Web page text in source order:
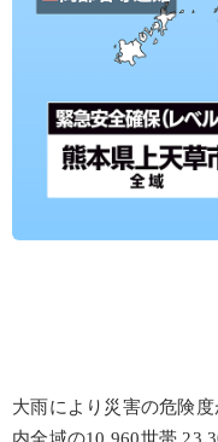
大雨により災害の危険